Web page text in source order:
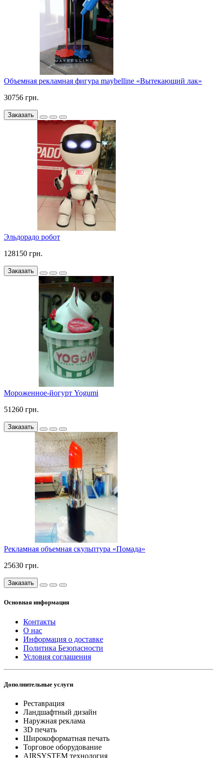
Объемная рекламная фигура maybelline «Вытекающий лак»
30756 грн.
Заказать
Эльдорадо робот
128150 грн.
Заказать
Мороженное-йогурт Yogumi
51260 грн.
Заказать
Рекламная объемная скульптура «Помада»
25630 грн.
Заказать
Основная информация
Контакты
О нас
Информация о доставке
Политика Безопасности
Условия соглашения
Дополнительные услуги
Реставрация
Ландшафтный дизайн
Наружная реклама
3D печать
Широкоформатная печать
Торговое оборудование
AIRSYSTEM технология